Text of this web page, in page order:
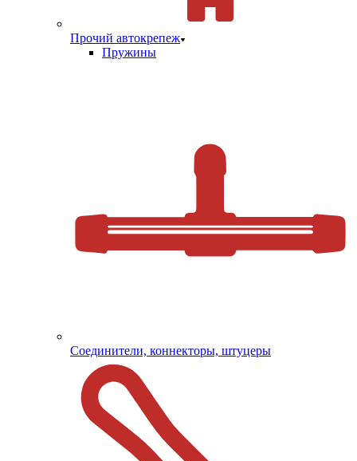
Прочий автокрепеж
Пружины
Соединители, коннекторы, штуцеры